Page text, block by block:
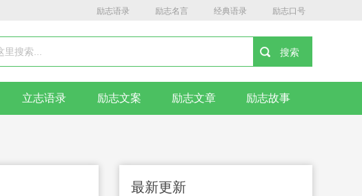
励志语录 励志名言 经典语录 励志口号
立志语录 励志文案 励志文章 励志故事
最新更新